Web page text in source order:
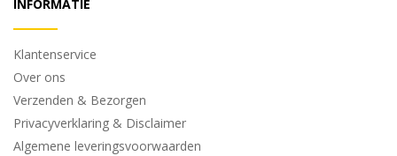
INFORMATIE
Klantenservice
Over ons
Verzenden & Bezorgen
Privacyverklaring & Disclaimer
Algemene leveringsvoorwaarden